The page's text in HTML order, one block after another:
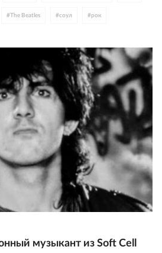
#The Beatles #соул #рок
музыкант из Soft Cell